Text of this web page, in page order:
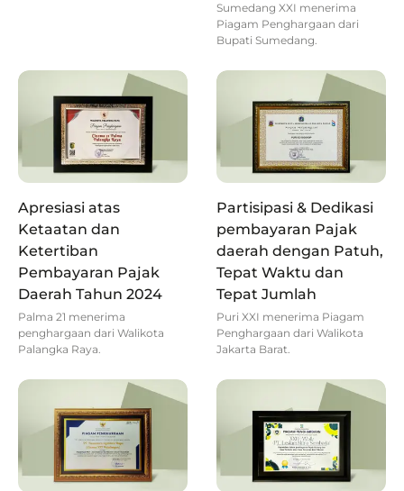
Sumedang XXI menerima
Piagam Penghargaan dari
Bupati Sumedang.
Apresiasi atas
Ketaatan dan
Ketertiban
Pembayaran Pajak
Daerah Tahun 2024
Palma 21 menerima
penghargaan dari Walikota
Palangka Raya.
Partisipasi & Dedikasi
pembayaran Pajak
daerah dengan Patuh,
Tepat Waktu dan
Tepat Jumlah
Puri XXI menerima Piagam
Penghargaan dari Walikota
Jakarta Barat.